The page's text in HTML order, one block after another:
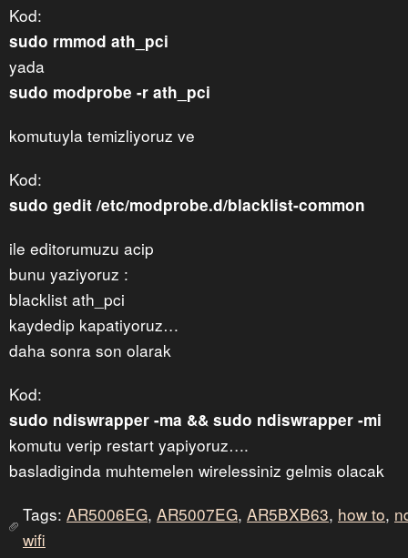
Kod:
sudo rmmod ath_pci
yada
sudo modprobe -r ath_pci
komutuyla temizliyoruz ve
Kod:
sudo gedit /etc/modprobe.d/blacklist-common
ile editorumuzu acip
bunu yaziyoruz :
blacklist ath_pci
kaydedip kapatiyoruz…
daha sonra son olarak
Kod:
sudo ndiswrapper -ma && sudo ndiswrapper -mi
komutu verip restart yapiyoruz….
basladiginda muhtemelen wirelessiniz gelmis olacak
Tags: AR5006EG, AR5007EG, AR5BXB63, how to,
wifi